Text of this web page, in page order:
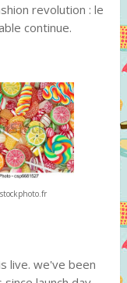
revolution : le
continue.
live. we've been